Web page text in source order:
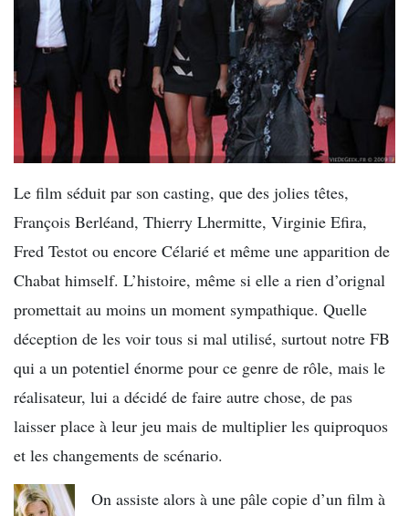
Le film séduit par son casting, que des jolies têtes,
François Berléand, Thierry Lhermitte, Virginie Efira,
Fred Testot ou encore Célarié et même une apparition de
Chabat himself. L’histoire, même si elle a rien d’orignal
promettait au moins un moment sympathique. Quelle
déception de les voir tous si mal utilisé, surtout notre FB
qui a un potentiel énorme pour ce genre de rôle, mais le
réalisateur, lui a décidé de faire autre chose, de pas
laisser place à leur jeu mais de multiplier les quiproquos
et les changements de scénario.
On assiste alors à une pâle copie d’un film à